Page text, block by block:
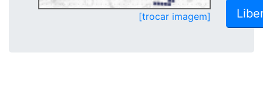
[trocar imagem]